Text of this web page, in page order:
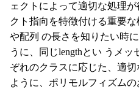
ェクトによって適切な処理
クト指向を特徴付ける重要
や配列 の長さを知りたい時に
うに、同じlengthとい うメ
ぞれのクラスに応じた、適
ように、ポリモルフィズム